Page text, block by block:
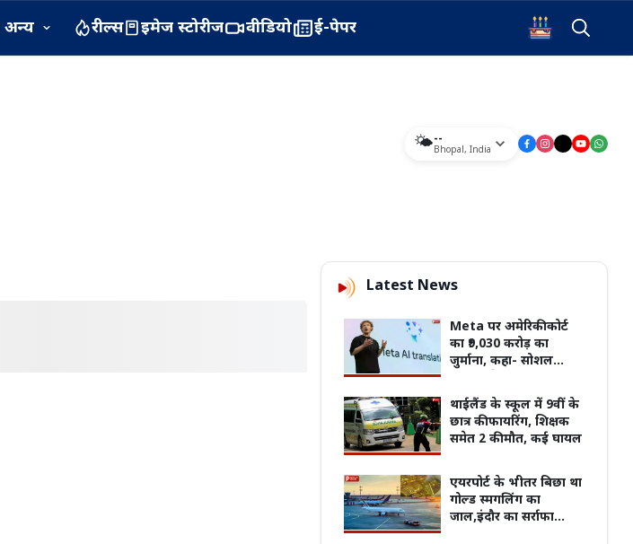
अन्य रील्स इमेज स्टोरीज वीडियो ई-पेपर
🌤️--
Bhopal, India
Latest News
Meta पर अमेरिकी कोर्ट
का ₹9,030 करोड़ का
जुर्माना, कहा- सोशल
हेल्थ पर पड़ा बुरा असर
थाईलैंड के स्कूल में 9वीं के
छात्र की फायरिंग, शिक्षक
समेत 2 की मौत, कई घायल
एयरपोर्ट के भीतर बिछा था
गोल्ड स्मगलिंग का
जाल,इंदौर का सर्राफा